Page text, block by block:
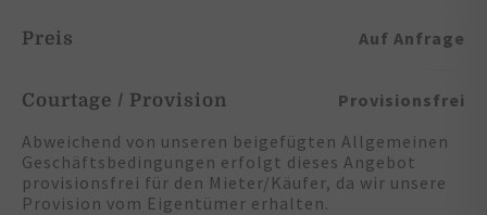
Preis Auf Anfrage
Courtage / Provision
Provisionsfrei
Abweichend von unseren beigefügten Allgemeinen
Geschäftsbedingungen erfolgt dieses Angebot
provisionsfrei für den Mieter/Käufer, da wir unsere
Provision vom Eigentümer erhalten.